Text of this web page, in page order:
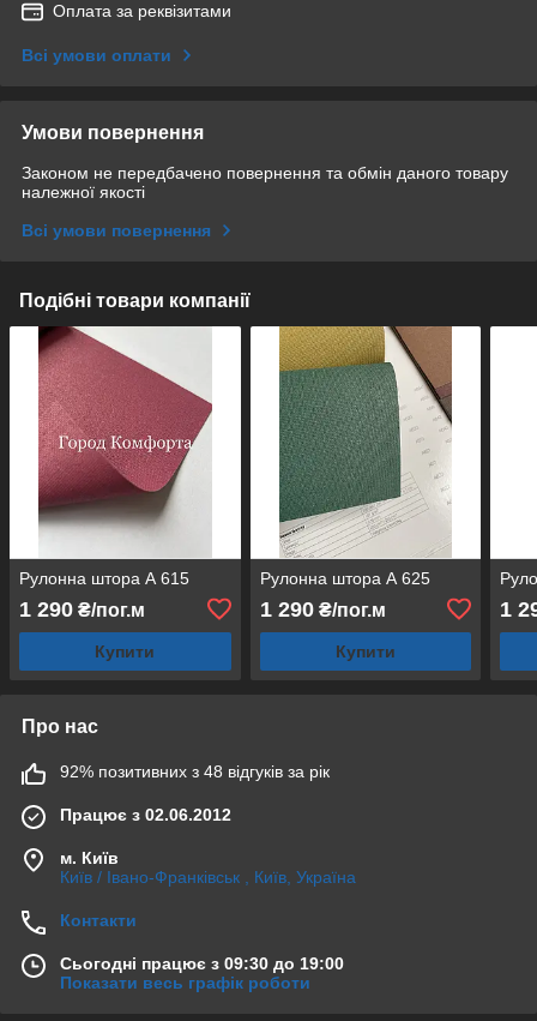
Оплата за реквізитами
Всі умови оплати
Умови повернення
Законом не передбачено повернення та обмін даного товару
належної якості
Всі умови повернення
Подібні товари компанії
Рулонна штора А 615
1 290 ₴/пог.м
Купити
Рулонна штора А 625
1 290₴/пог.м
Купити
1
Про нас
92% позитивних з 48 відгуків за рік
Працює з 02.06.2012
м. Київ
Київ / Івано-Франківськ , Київ, Україна
Контакти
Сьогодні працює з 09:30 до 19:00
Показати весь графік роботи